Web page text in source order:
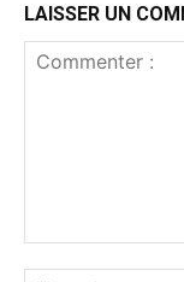
LAISSER UN